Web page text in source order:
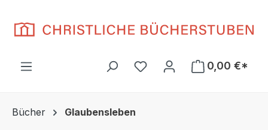
Du hast 0 Produkte auf
0,00 €*
Bücher Glaubensleben